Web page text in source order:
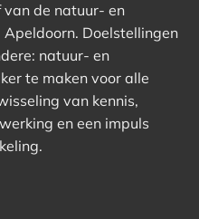
de natuur- en
Doelstellingen
natuur- en
te maken voor alle
van kennis,
en een impuls